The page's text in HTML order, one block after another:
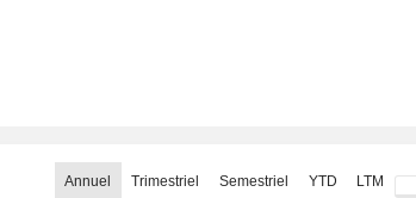
Annuel Trimestriel Semestriel YTD LTM